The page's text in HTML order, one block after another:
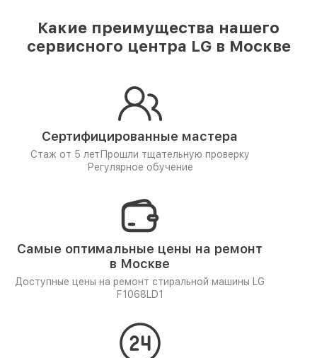
Какие преимущества нашего
сервисного центра LG в Москве
Сертифицированные мастера
Стаж от 5 лет Прошли тщательную проверку
Регулярное обучение
Самые оптимальные цены на ремонт
в Москве
Доступные цены на ремонт стиральной машины LG
F1068LD1